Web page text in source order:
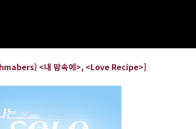
<내 맘속에>, <Love Recipe>]